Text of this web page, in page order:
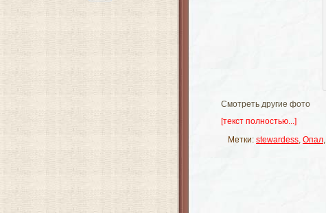
Смотреть другие фото
[текст полностью...]
Метки: stewardess, Опал,